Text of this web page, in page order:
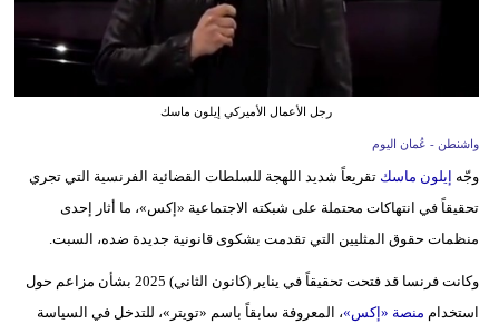
علوم
وتكنولوجيا
مدوَّنات
رجل الأعمال الأميركي إيلون ماسك
واشنطن - عُمان اليوم
وجّه إيلون ماسك تقريعاً شديد اللهجة للسلطات القضائية الفرنسية التي تجري
تحقيقاً في انتهاكات محتملة على شبكته الاجتماعية «إكس»، ما أثار إحدى
منظمات حقوق المثليين التي تقدمت بشكوى قانونية جديدة ضده، السبت.
وكانت فرنسا قد فتحت تحقيقاً في يناير (كانون الثاني) 2025 بشأن مزاعم حول
استخدام منصة «إكس»، المعروفة سابقاً باسم «تويتر»، للتدخل في السياسة